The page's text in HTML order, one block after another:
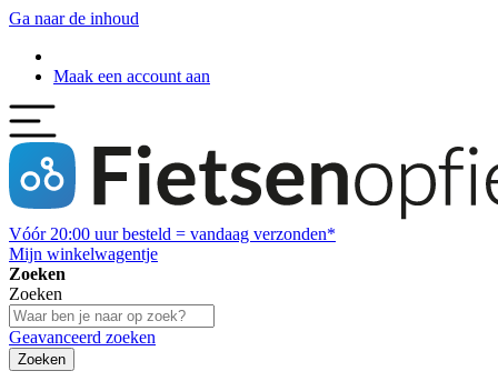
Ga naar de inhoud
Maak een account aan
Vóór 20:00 uur besteld = vandaag verzonden*
Mijn winkelwagentje
Zoeken
Zoeken
Geavanceerd zoeken
Zoeken